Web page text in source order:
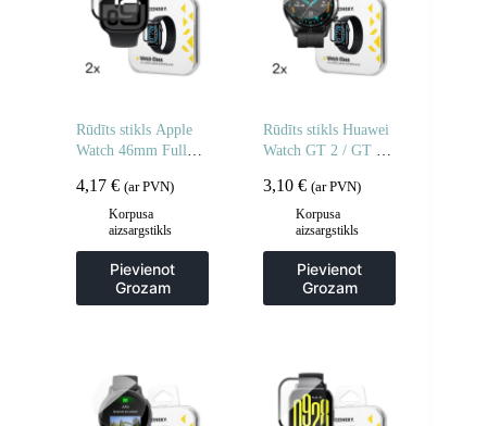
Rūdīts stikls Apple
Watch 46mm Full
4,17 € (ar PVN)
Korpusa
aizsargstikls
Pievienot
Grozam
Rūdīts stikls Huawei
Watch GT 2 / GT 2
– 2 gab.
3,10€ (ar PVN)
Korpusa
aizsargstikls
Pievienot
Grozam